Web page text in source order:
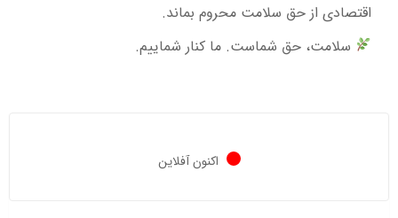
اقتصادی از حق سلامت محروم بماند.
سلامت، حق شماست. ما کنار شماییم.
اکنون آفلاین